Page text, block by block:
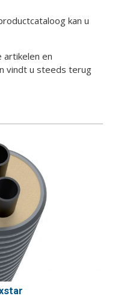
kan u
artikelen en
vindt u steeds terug